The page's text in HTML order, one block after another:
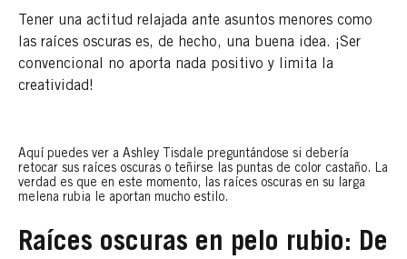
Aquí puedes ver a Ashley Tisdale preguntándose si debería
retocar sus raíces oscuras o teñirse las puntas de color castaño. La
verdad es que en este momento, las raíces oscuras en su larga
melena rubia le aportan mucho estilo.
Tener una actitud relajada ante asuntos menores como
las raíces oscuras es, de hecho, una buena idea. ¡Ser
convencional no aporta nada positivo y limita la
creatividad!
Raíces oscuras en pelo rubio: De